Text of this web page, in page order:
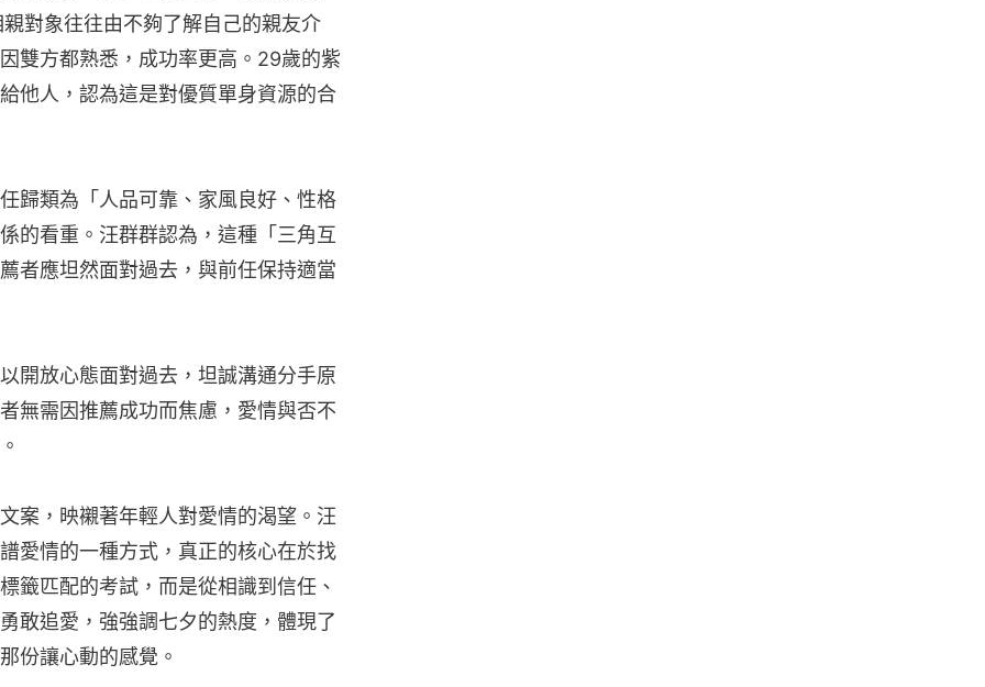
對象往往由不夠了解自己的親友介
雙方都熟悉，成功率更高。29歲的紫
他人，認為這是對優質單身資源的合
歸類為「人品可靠、家風良好、性格
的看重。汪群群認為，這種「三角互
者應坦然面對過去，與前任保持適當
開放心態面對過去，坦誠溝通分手原
無需因推薦成功而焦慮，愛情與否不
案，映襯著年輕人對愛情的渴望。汪
愛情的一種方式，真正的核心在於找
籤匹配的考試，而是從相識到信任、
敢追愛，強強調七夕的熱度，體現了
份讓心動的感覺。